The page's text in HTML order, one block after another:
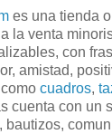
es una tienda
la venta
con
amistad,
cuadros,
cuenta con un
bautizos,